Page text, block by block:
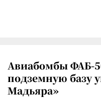
Авиабомбы ФАБ-
подземную базу
Мадьяра»